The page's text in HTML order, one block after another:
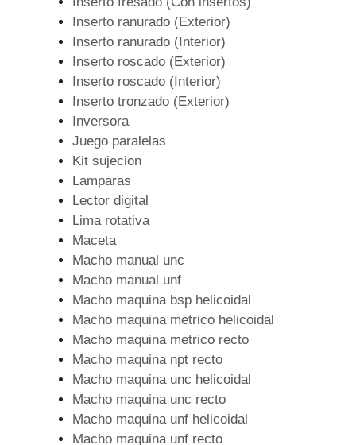
Inserto ranurado (Exterior)
Inserto ranurado (Interior)
Inserto roscado (Exterior)
Inserto roscado (Interior)
Inserto tronzado (Exterior)
Inversora
Juego paralelas
Kit sujecion
Lamparas
Lector digital
Lima rotativa
Maceta
Macho manual unc
Macho manual unf
Macho maquina bsp helicoidal
Macho maquina metrico helicoidal
Macho maquina metrico recto
Macho maquina npt recto
Macho maquina unc helicoidal
Macho maquina unc recto
Macho maquina unf helicoidal
Macho maquina unf recto